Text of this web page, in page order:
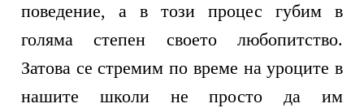
поведение, а в този процес губим в
голяма степен своето любопитство.
Затова се стремим по време на уроците в
нашите школи не просто да им